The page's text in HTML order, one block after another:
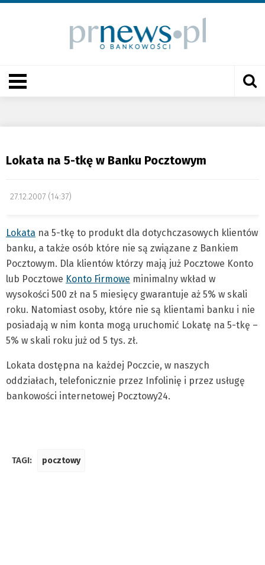
Lokata na 5-tkę w Banku Pocztowym
27.12.2007 (14:37)
Lokata na 5-tkę to produkt dla dotychczasowych klientów
banku, a także osób które nie są związane z Bankiem
Pocztowym. Dla klientów którzy mają już Pocztowe Konto
lub Pocztowe Konto Firmowe minimalny wkład w
wysokości 500 zł na 5 miesięcy gwarantuje aż 5% w skali
roku. Natomiast osoby, które nie są klientami banku i nie
posiadają w nim konta mogą uruchomić Lokatę na 5-tkę –
5% w skali roku już od 5 tys. zł.
Lokata dostępna na każdej Poczcie, w naszych
oddziałach, telefonicznie przez Infolinię i przez usługę
bankowości internetowej Pocztowy24.
TAGI: pocztowy